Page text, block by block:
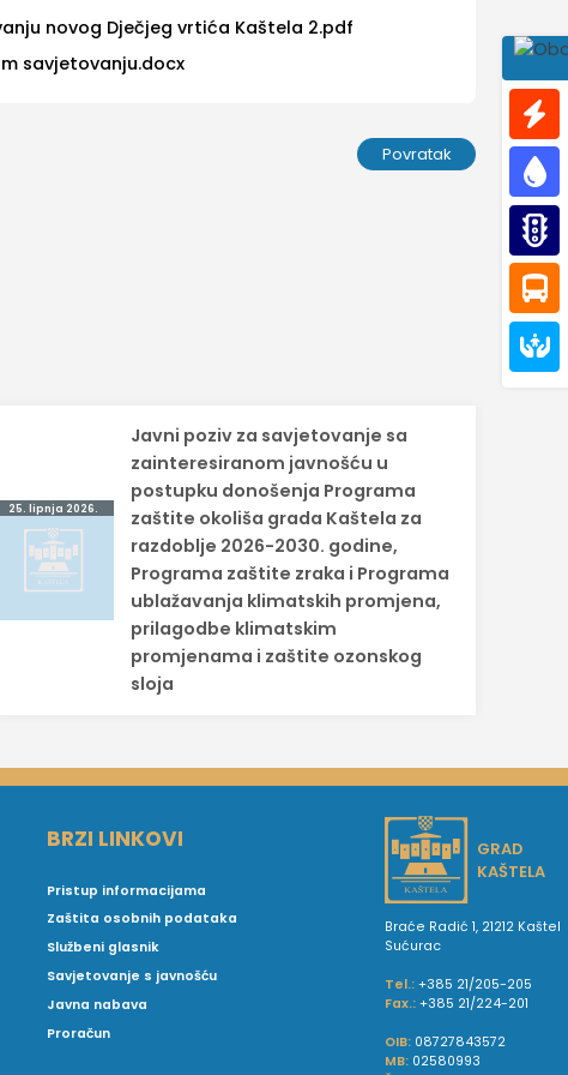
novog Dječjeg vrtića Kaštela 2.pdf
savjetovanju.docx
Povratak
25. lipnja 2026.
Javni poziv za savjetovanje sa
zainteresiranom javnošću u
postupku donošenja Programa
zaštite okoliša grada Kaštela za
razdoblje 2026-2030. godine,
Programa zaštite zraka i Programa
ublažavanja klimatskih promjena,
prilagodbe klimatskim
promjenama i zaštite ozonskog
sloja
BRZI LINKOVI
Pristup informacijama
Zaštita osobnih podataka
Službeni glasnik
Savjetovanje s javnošću
Javna nabava
Proračun
GRAD
KAŠTELA
Braće Radić 1, 21212 Kaštel
Sućurac
Tel.: +385 21/205-205
Fax.: +385 21/224-201
OIB: 08727843572
MB: 02580993